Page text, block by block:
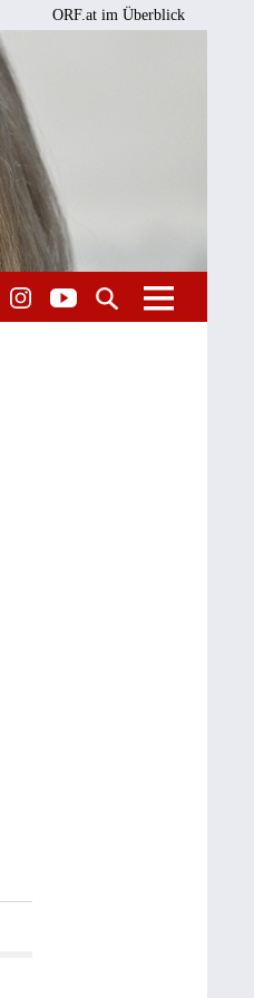
ORF.at im Überblick